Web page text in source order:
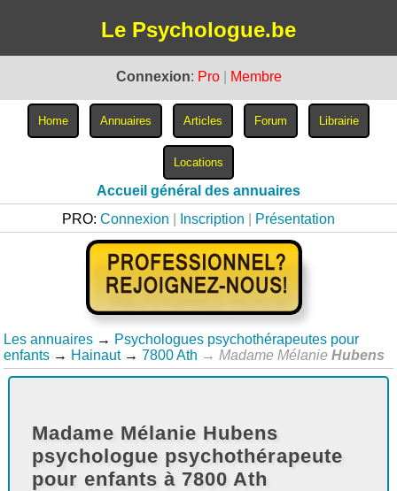
Le Psychologue.be
Connexion: Pro Membre
Accueil général des annuaires
PRO: Connexion Inscription Présentation
Les annuaires → Psychologues psychothérapeutes pour
enfants → Hainaut → 7800 Ath → Madame MélanieHubens
Madame Mélanie Hubens
psychologue psychothérapeute
pour enfants à 7800 Ath